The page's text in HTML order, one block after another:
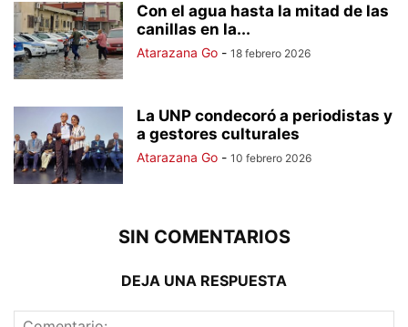
Con el agua hasta la mitad de las
canillas en la...
Atarazana Go - 18 febrero 2026
La UNP condecoró a periodistas y
a gestores culturales
Atarazana Go - 10 febrero 2026
SIN COMENTARIOS
DEJA UNA RESPUESTA